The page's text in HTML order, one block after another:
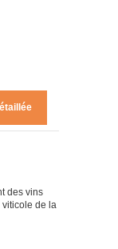
des vins
viticole de la